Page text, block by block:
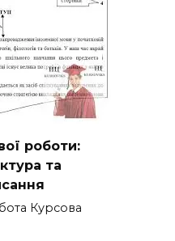
роботи:
та
Курсова